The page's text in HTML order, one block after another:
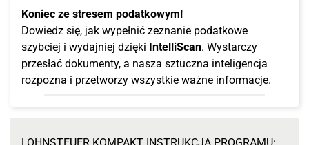
Koniec ze stresem podatkowym!
Dowiedz się, jak wypełnić zeznanie podatkowe
szybciej i wydajniej dzięki IntelliScan. Wystarczy
przesłać dokumenty, a nasza sztuczna inteligencja
rozpozna i przetworzy wszystkie ważne informacje.